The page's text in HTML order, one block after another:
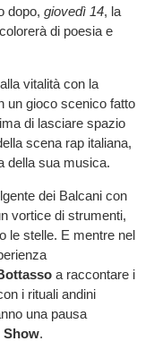
dopo, giovedì 14, la
colorerà di poesia e
vitalità con la
un gioco scenico fatto
di lasciare spazio
scena rap italiana,
della sua musica.
dei Balcani con
vortice di strumenti,
le stelle. E mentre nel
a raccontare i
i rituali andini
una pausa
Show.